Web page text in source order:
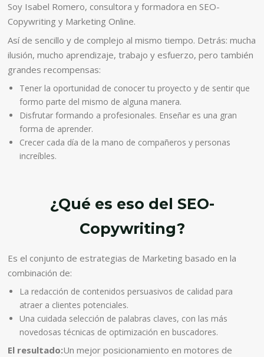
Soy Isabel Romero, consultora y formadora en SEO-
Copywriting y Marketing Online.
Así de sencillo y de complejo al mismo tiempo. Detrás: mucha
ilusión, mucho aprendizaje, trabajo y esfuerzo, pero también
grandes recompensas:
Tener la oportunidad de conocer tu proyecto y de sentir que
formo parte del mismo de alguna manera.
Disfrutar formando a profesionales. Enseñar es una gran
forma de aprender.
Crecer cada día de la mano de compañeros y personas
increíbles.
¿Qué es eso del SEO-
Copywriting?
Es el conjunto de estrategias de Marketing basado en la
combinación de:
La redacción de contenidos persuasivos de calidad para
atraer a clientes potenciales.
Una cuidada selección de palabras claves, con las más
novedosas técnicas de optimización en buscadores.
El resultado:Un mejor posicionamiento en motores de